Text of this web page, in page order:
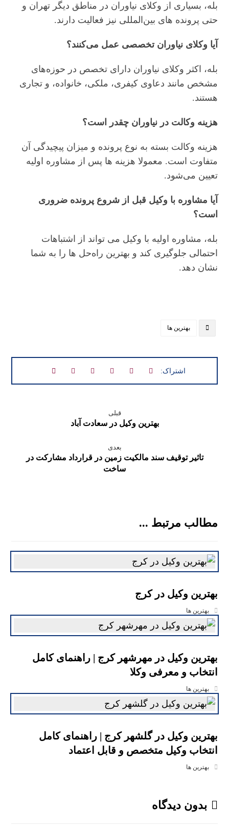
بله، بسیاری از وکلای نیاوران در مناطق دیگر تهران و
حتی پرونده‌ های بین‌المللی نیز فعالیت دارند.
آیا وکلای نیاوران تخصصی عمل می‌کنند؟
بله، اکثر وکلای نیاوران دارای تخصص در حوزه‌های
مشخص مانند دعاوی کیفری، ملکی، خانواده، و تجاری
هستند.
هزینه وکالت در نیاوران چقدر است؟
هزینه وکالت بسته به نوع پرونده و میزان پیچیدگی آن
متفاوت است. معمولا هزینه‌ ها پس از مشاوره اولیه
تعیین می‌شود.
آیا مشاوره با وکیل قبل از شروع پرونده ضروری
است؟
بله، مشاوره اولیه با وکیل می‌ تواند از اشتباهات
احتمالی جلوگیری کند و بهترین راه‌حل‌ ها را به شما
نشان دهد.
بهترین ها
قبلی
بهترین وکیل در سعادت آباد
بعدی
تاثیر توقیف سند مالکیت زمین در قرارداد مشارکت در
ساخت
مطالب مرتبط ...
بهترین وکیل در کرج
بهترین ها
بهترین وکیل در مهرشهر کرج | راهنمای کامل
انتخاب و معرفی وکلا
بهترین ها
بهترین وکیل در گلشهر کرج | راهنمای کامل
انتخاب وکیل متخصص و قابل اعتماد
بهترین ها
بدون دیدگاه